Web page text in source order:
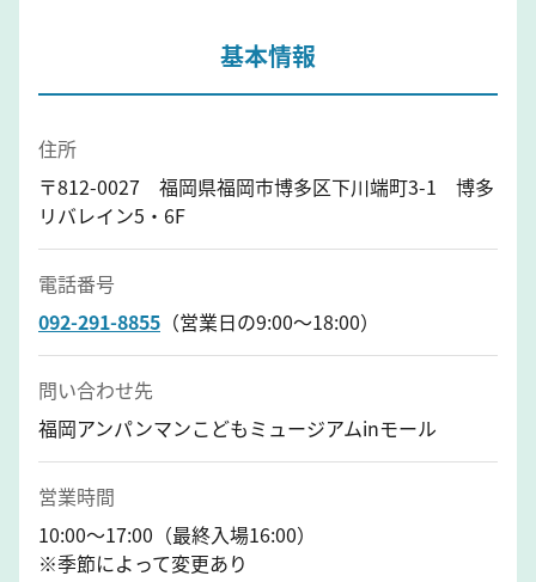
基本情報
住所
〒812-0027 福岡県福岡市博多区下川端町3-1 博多
リバレイン5・6F
電話番号
092-291-8855 （営業日の9:00～18:00）
問い合わせ先
福岡アンパンマンこどもミュージアムinモール
営業時間
10:00～17:00（最終入場16:00）
※季節によって変更あり